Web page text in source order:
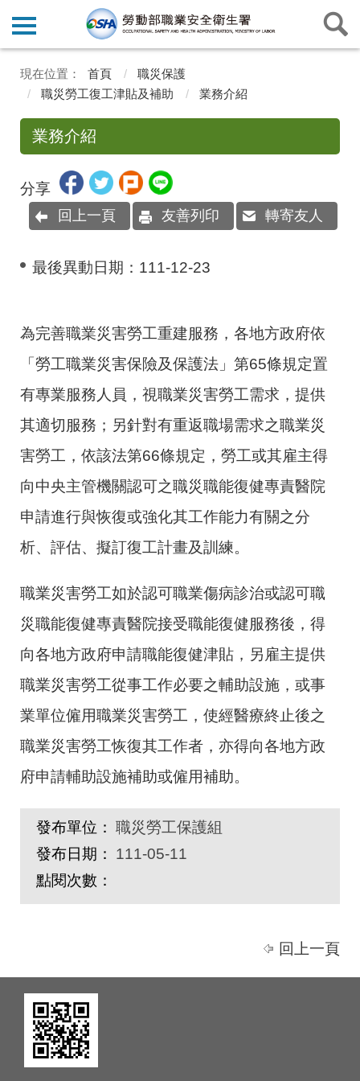
首頁
職災保護
職災勞工復工津貼及補助
業務介紹
業務介紹
分享
回上一頁 友善列印 轉寄友人
最後異動日期： 111-12-23
為完善職業災害勞工重建服務，各地方政府依
「勞工職業災害保險及保護法」第65條規定置
有專業服務人員，視職業災害勞工需求，提供
其適切服務；另針對有重返職場需求之職業災
害勞工，依該法第66條規定，勞工或其雇主得
向中央主管機關認可之職災職能復健專責醫院
申請進行與恢復或強化其工作能力有關之分
析、評估、擬訂復工計畫及訓練。
職業災害勞工如於認可職業傷病診治或認可職
災職能復健專責醫院接受職能復健服務後，得
向各地方政府申請職能復健津貼，另雇主提供
職業災害勞工從事工作必要之輔助設施，或事
業單位僱用職業災害勞工，使經醫療終止後之
職業災害勞工恢復其工作者，亦得向各地方政
府申請輔助設施補助或僱用補助。
發布單位： 職災勞工保護組
發布日期：
111-05-11
點閱次數：
回上一頁